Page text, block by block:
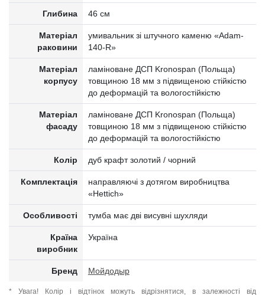
Глибина 46 см
Матеріал
раковини
умивальник зі штучного каменю «Adam-
140-R»
Матеріал
корпусу
ламіноване ДСП Kronospan (Польща)
товщиною 18 мм з підвищеною стійкістю
до деформацій та вологостійкістю
Матеріал
фасаду
ламіноване ДСП Kronospan (Польща)
товщиною 18 мм з підвищеною стійкістю
до деформацій та вологостійкістю
Колір дуб крафт золотий / чорний
Комплектація
направляючі з дотягом виробництва
«Hettich»
Особливості тумба має дві висувні шухляди
Країна
виробник
Україна
Бренд Мойдодыр
* Увага! Колір і відтінок можуть відрізнятися, в залежності від